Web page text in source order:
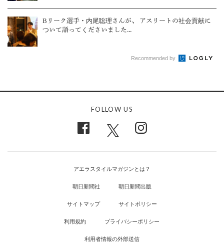
Bリーク選手・内尾聡理さんが、 アスリートの社会貢献に
ついて語ってくださいました...
Recommended by
FOLLOW US
アエラスタイルマガジンとは？
朝日新聞社 朝日新聞出版
サイトマップ サイトポリシー
利用規約 プライバシーポリシー
利用者情報の外部送信